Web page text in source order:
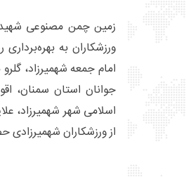
زمین چمن مصنوعی
ورزشکاران به
امام جمعه شهمیرزاد،
جوانان استان سمنان،
اسلامی شهر شهمیرزاد،
از ورزشکاران شهمیرزادی